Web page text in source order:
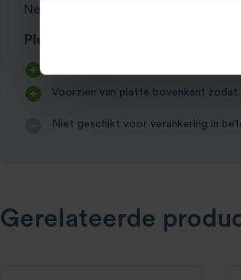
Neem gerust
Plus & minpunten
Voorzien van platte bovenkant
Niet geschikt voor verankering in
Gerelateerde